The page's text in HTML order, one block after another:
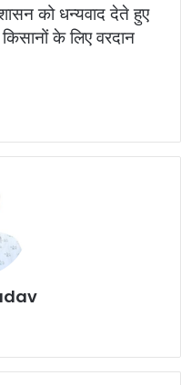
को धन्यवाद देते हुए
के लिए वरदान